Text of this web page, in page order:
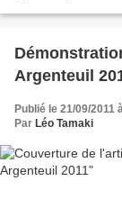
Argenteuil
Publié le 21/09/2011
Par Léo Tamaki